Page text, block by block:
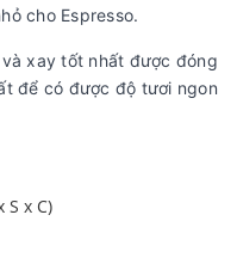
cho Espresso.
xay tốt nhất được đóng
để có được độ tươi ngon
S x C)